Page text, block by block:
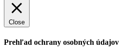
Close
Prehľad ochrany osobných údajov